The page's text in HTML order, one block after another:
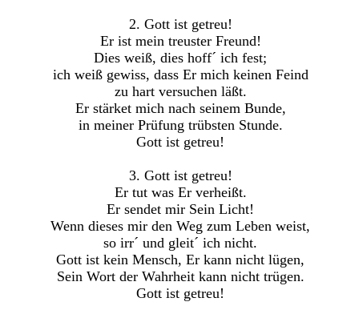
2. Gott ist getreu!
Er ist mein treuster Freund!
Dies weiß, dies hoff´ ich fest;
ich weiß gewiss, dass Er mich keinen Feind
zu hart versuchen läßt.
Er stärket mich nach seinem Bunde,
in meiner Prüfung trübsten Stunde.
Gott ist getreu!
3. Gott ist getreu!
Er tut was Er verheißt.
Er sendet mir Sein Licht!
Wenn dieses mir den Weg zum Leben weist,
so irr´ und gleit´ ich nicht.
Gott ist kein Mensch, Er kann nicht lügen,
Sein Wort der Wahrheit kann nicht trügen.
Gott ist getreu!